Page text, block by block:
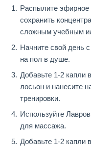
Распылите эфирное
сохранить
сложным учебным
Начните свой день с
на пол в душе.
Добавьте 1-2
лосьон и нанесите
тренировки.
Используйте
для массажа.
Добавьте 1-2 капли